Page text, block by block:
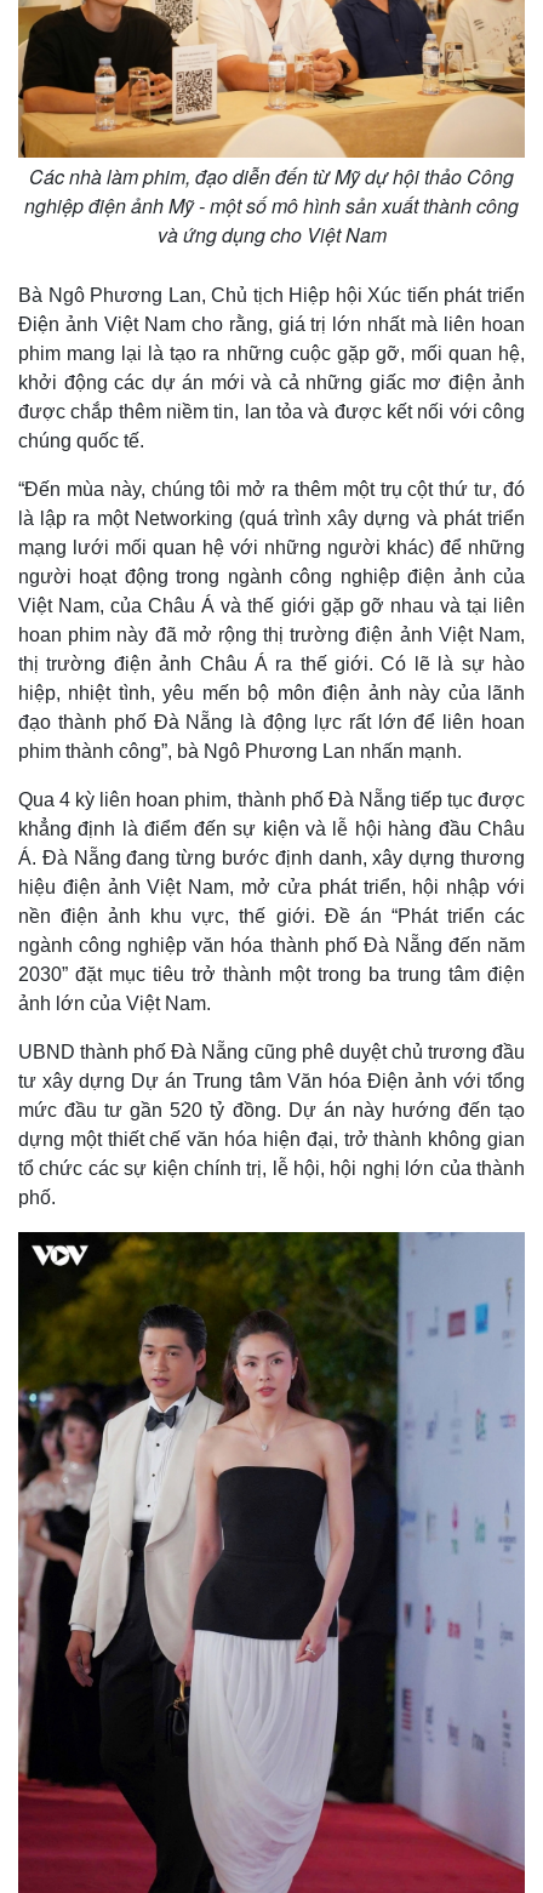
Kinh tế
Bất động sản
Khởi nghiệp
Thị trường
Giá vàng
Tiêu dùng
Tỷ giá
Chứng khoán
Giá cà phê
Các nhà làm phim, đạo diễn đến từ Mỹ dự hội thảo Công
nghiệp điện ảnh Mỹ - một số mô hình sản xuất thành công
và ứng dụng cho Việt Nam
Bà Ngô Phương Lan, Chủ tịch Hiệp hội Xúc tiến phát triển
Điện ảnh Việt Nam cho rằng, giá trị lớn nhất mà liên hoan
phim mang lại là tạo ra những cuộc gặp gỡ, mối quan hệ,
khởi động các dự án mới và cả những giấc mơ điện ảnh
được chắp thêm niềm tin, lan tỏa và được kết nối với công
chúng quốc tế.
“Đến mùa này, chúng tôi mở ra thêm một trụ cột thứ tư, đó
là lập ra một Networking (quá trình xây dựng và phát triển
mạng lưới mối quan hệ với những người khác) để những
người hoạt động trong ngành công nghiệp điện ảnh của
Việt Nam, của Châu Á và thế giới gặp gỡ nhau và tại liên
hoan phim này đã mở rộng thị trường điện ảnh Việt Nam,
thị trường điện ảnh Châu Á ra thế giới. Có lẽ là sự hào
hiệp, nhiệt tình, yêu mến bộ môn điện ảnh này của lãnh
đạo thành phố Đà Nẵng là động lực rất lớn để liên hoan
phim thành công”, bà Ngô Phương Lan nhấn mạnh.
Qua 4 kỳ liên hoan phim, thành phố Đà Nẵng tiếp tục được
khẳng định là điểm đến sự kiện và lễ hội hàng đầu Châu
Á. Đà Nẵng đang từng bước định danh, xây dựng thương
hiệu điện ảnh Việt Nam, mở cửa phát triển, hội nhập với
nền điện ảnh khu vực, thế giới. Đề án “Phát triển các
ngành công nghiệp văn hóa thành phố Đà Nẵng đến năm
2030” đặt mục tiêu trở thành một trong ba trung tâm điện
ảnh lớn của Việt Nam.
UBND thành phố Đà Nẵng cũng phê duyệt chủ trương đầu
tư xây dựng Dự án Trung tâm Văn hóa Điện ảnh với tổng
mức đầu tư gần 520 tỷ đồng. Dự án này hướng đến tạo
dựng một thiết chế văn hóa hiện đại, trở thành không gian
tổ chức các sự kiện chính trị, lễ hội, hội nghị lớn của thành
phố.